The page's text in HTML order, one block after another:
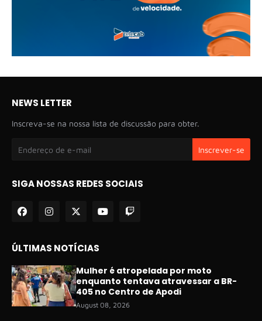
NEWS LETTER
Inscreva-se na nossa lista de discussão para obter.
SIGA NOSSAS REDES SOCIAIS
ÚLTIMAS NOTÍCIAS
Mulher é atropelada por moto
enquanto tentava atravessar a BR-
405 no Centro de Apodi
August 08, 2026